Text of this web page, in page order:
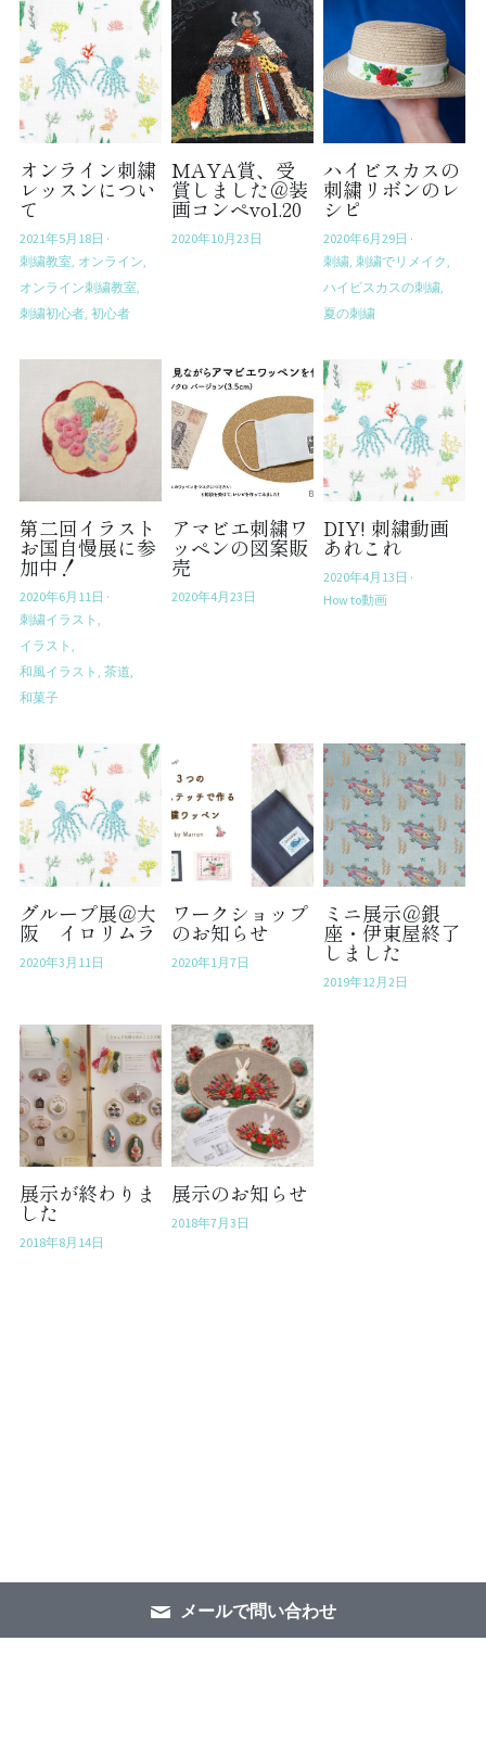
オンライン刺繍
レッスンについ
て
2021年5月18日 ·
刺繍教室, オンライン,
オンライン刺繍教室,
刺繍初心者, 初心者
MAYA賞、受
賞しました＠装
画コンペvol.20
2020年10月23日
ハイビスカスの
刺繍リボンのレ
シピ
2020年6月29日 ·
刺繍, 刺繍でリメイク,
ハイビスカスの刺繍,
夏の刺繍
第二回イラスト
お国自慢展に参
加中！
2020年6月11日 ·
刺繍イラスト,
イラスト,
和風イラスト, 茶道,
和菓子
アマビエ刺繍ワ
ッペンの図案販
売
2020年4月23日
DIY! 刺繍動画
あれこれ
2020年4月13日 ·
How to動画
グループ展＠大
阪 イロリムラ
2020年3月11日
ワークショップ
のお知らせ
2020年1月7日
ミニ展示＠銀
座・伊東屋終了
しました
2019年12月2日
展示が終わりま
した
2018年8月14日
展示のお知らせ
2018年7月3日
メールで問い合わせ